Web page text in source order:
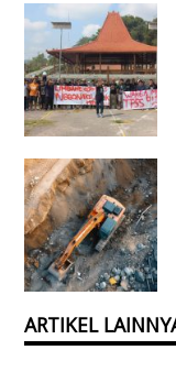
ARTIKEL